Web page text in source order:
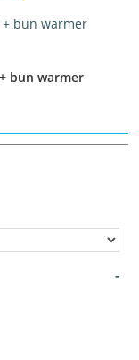
bun warmer
-